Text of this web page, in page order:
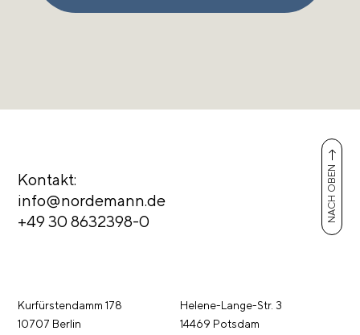
Kontakt:
info@nordemann.de
+49 30 8632398-0
Kurfürstendamm 178
10707 Berlin
Helene-Lange-Str. 3
14469 Potsdam
NACH OBEN